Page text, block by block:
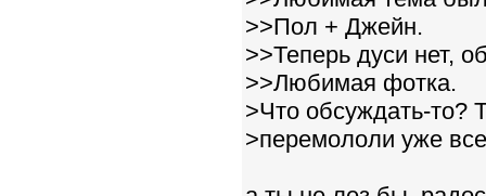
>>Пол + Джейн.
>>Теперь дуси нет,
>>Любимая фотка.
>Что обсуждать-то?
>перемололи уже